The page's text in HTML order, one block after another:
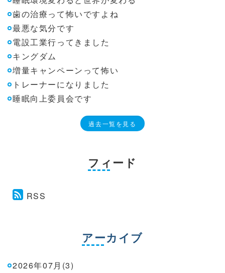
歯の治療って怖いですよね
最悪な気分です
電設工業行ってきました
キングダム
増量キャンペーンって怖い
トレーナーになりました
睡眠向上委員会です
過去一覧を見る
フィード
RSS
アーカイブ
2026年07月(3)